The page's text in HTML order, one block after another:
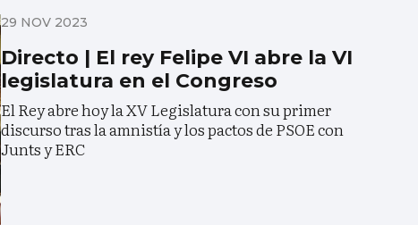
29 NOV 2023
Directo | El rey Felipe VI abre la VI
legislatura en el Congreso
El Rey abre hoy la XV Legislatura con su primer
discurso tras la amnistía y los pactos de PSOE con
Junts y ERC